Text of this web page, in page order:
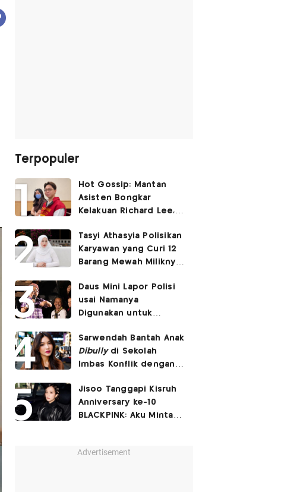
Terpopuler
Hot Gossip: Mantan
Asisten Bongkar
Kelakuan Richard Lee,
Vicky Prasetyo
Tasyi Athasyia Polisikan
Karyawan yang Curi 12
Barang Mewah Miliknya
Daus Mini Lapor Polisi
usai Namanya
Digunakan untuk
SARA
Sarwendah Bantah Anak
Dibullydi Sekolah
Imbas Konflik dengan
Jisoo Tanggapi Kisruh
Anniversary ke-10
BLACKPINK: Aku Minta
Advertisement